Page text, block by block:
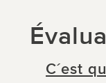
C´est